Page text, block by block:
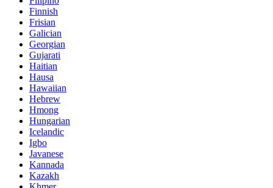
Finnish
Frisian
Galician
Georgian
Gujarati
Haitian
Hausa
Hawaiian
Hebrew
Hmong
Hungarian
Icelandic
Igbo
Javanese
Kannada
Kazakh